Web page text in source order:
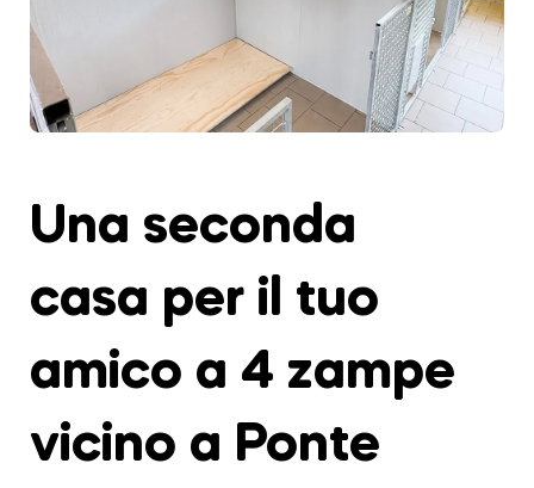
Una seconda
casa per il tuo
amico a 4 zampe
vicino a Ponte